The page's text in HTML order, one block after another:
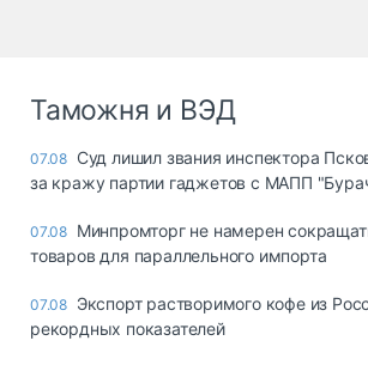
Таможня и ВЭД
07.08 Суд лишил звания инспектора
за кражу партии гаджетов с МАПП
07.08 Минпромторг не намерен
товаров для параллельного импорта
07.08 Экспорт растворимого кофе из
рекордных показателей